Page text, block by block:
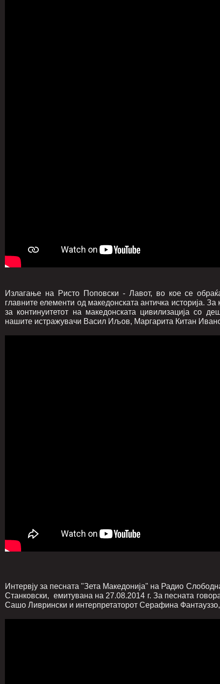
Излагање на Ристо Поповски - Лавот, во кое се
главните елементи од македонската античка историја.
за континуитетот на македонската цивилизација со
нашите истражувачи Васил Иљов, Маргарита Китан
Интервју за песната "Зета Македонија" на Радио
Станковски, емитувана на 27.08.2014 г. За песната
Сашо Ливрински и интерпретаторот Серафина Фантауззо,